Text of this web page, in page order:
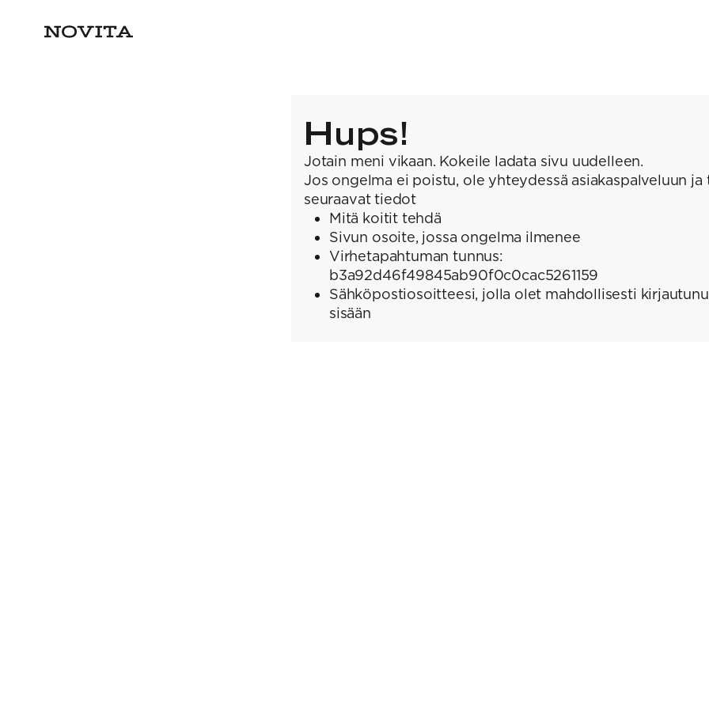
Hups!
Jotain meni vikaan. Kokeile ladata sivu uudelleen.
Jos ongelma ei poistu, ole yhteydessä asiakaspalveluun ja
seuraavat tiedot
Mitä koitit tehdä
Sivun osoite, jossa ongelma ilmenee
Virhetapahtuman tunnus:
b3a92d46f49845ab90f0c0cac5261159
Sähköpostiosoitteesi, jolla olet mahdollisesti
sisään